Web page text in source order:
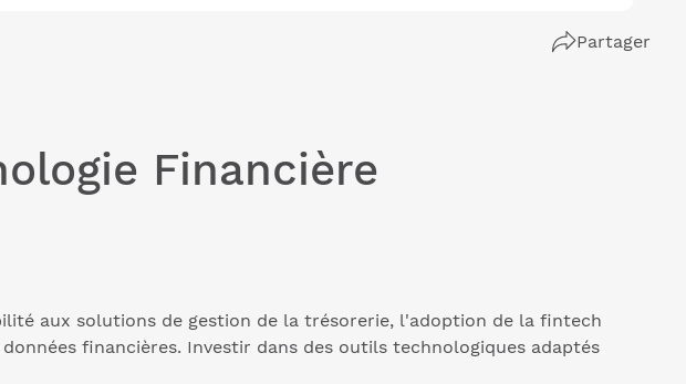
Partager
Financière
aux solutions de gestion de la trésorerie, l'adoption de la fintech
financières. Investir dans des outils technologiques adaptés